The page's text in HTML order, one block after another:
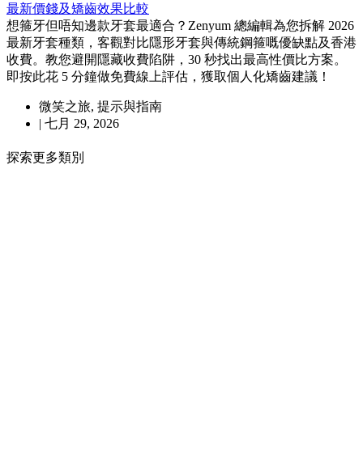
最新價錢及矯齒效果比較
想箍牙但唔知邊款牙套最適合？Zenyum 總編輯為您拆解 2026
最新牙套種類，客觀對比隱形牙套與傳統鋼箍嘅優缺點及香港
收費。教您避開隱藏收費陷阱，30 秒找出最高性價比方案。
即按此花 5 分鐘做免費線上評估，獲取個人化矯齒建議！
微笑之旅, 提示與指南
| 七月 29, 2026
探索更多類別